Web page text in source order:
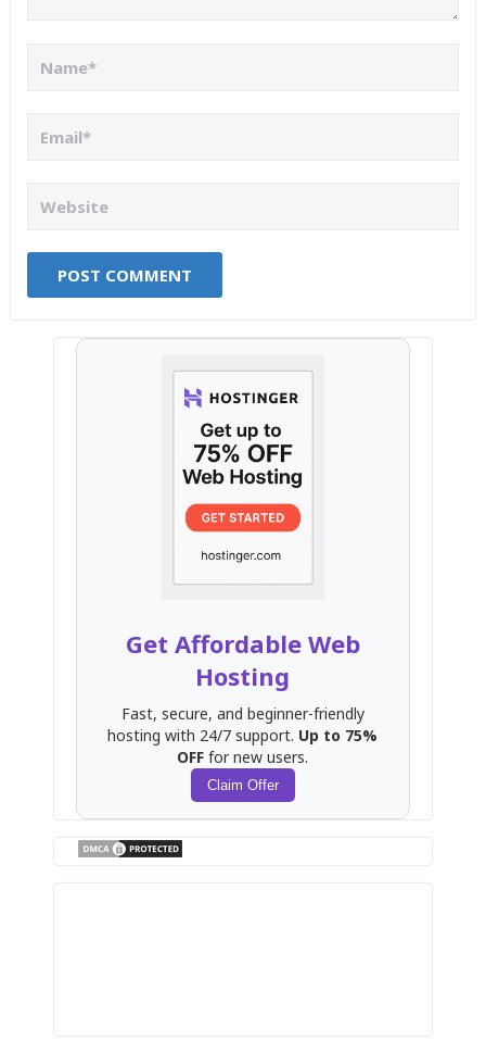
Get Affordable Web
Hosting
Fast, secure, and beginner-friendly
hosting with 24/7 support. Up to 75%
OFF for new users.
Claim Offer